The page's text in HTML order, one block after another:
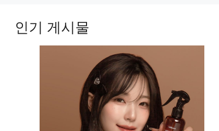
인기 게시물